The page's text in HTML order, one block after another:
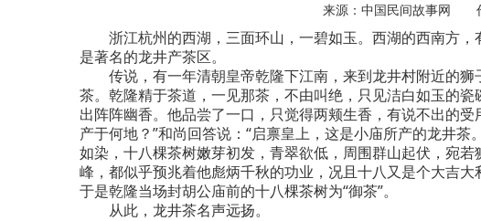
来源：中国民间故事网
浙江杭州的西湖，三面环山，一碧如玉。西湖的西南方，
是著名的龙井产茶区。
传说，有一年清朝皇帝乾隆下江南，来到龙井村附近的狮
茶。乾隆精于茶道，一见那茶，不由叫绝，只见洁白如玉的
出阵阵幽香。他品尝了一口，只觉得两颊生香，有说不出的
产于何地？”和尚回答说：“启禀皇上，这是小庙所产的龙井
如染，十八棵茶树嫩芽初发，青翠欲低，周围群山起伏，宛
峰，都似乎预兆着他彪炳千秋的功业，况且十八又是个大吉
于是乾隆当场封胡公庙前的十八棵茶树为“御茶”。
从此，龙井茶名声远扬。